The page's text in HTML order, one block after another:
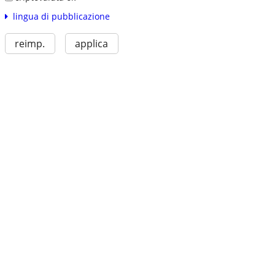
lingua di pubblicazione
reimp. applica